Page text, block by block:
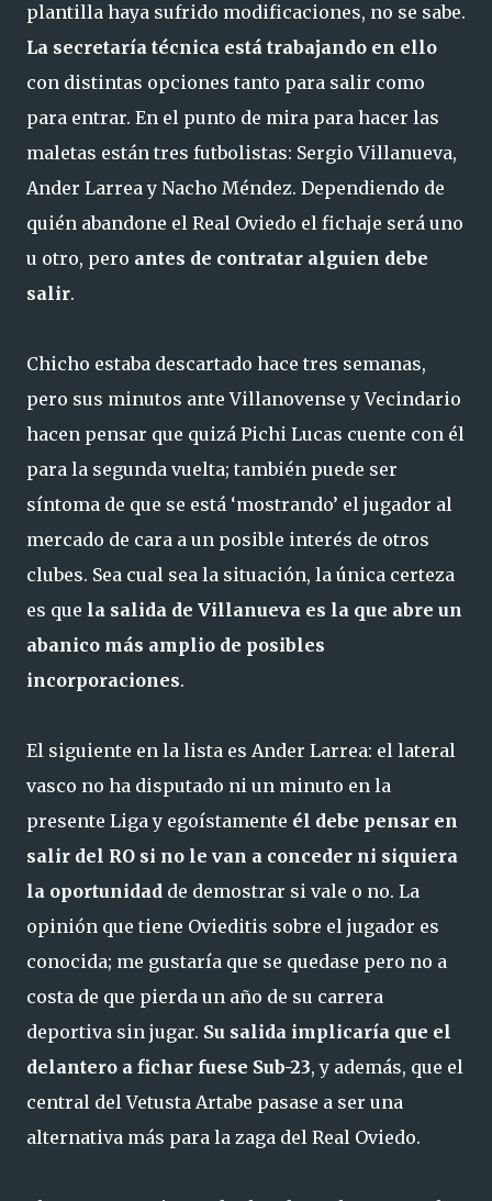
plantilla haya sufrido modificaciones, no se sabe.
La secretaría técnica está trabajando en ello
con distintas opciones tanto para salir como
para entrar. En el punto de mira para hacer las
maletas están tres futbolistas: Sergio Villanueva,
Ander Larrea y Nacho Méndez. Dependiendo de
quién abandone el Real Oviedo el fichaje será uno
u otro, pero antes de contratar alguien debe
salir.
Chicho estaba descartado hace tres semanas,
pero sus minutos ante Villanovense y Vecindario
hacen pensar que quizá Pichi Lucas cuente con él
para la segunda vuelta; también puede ser
síntoma de que se está ‘mostrando’ el jugador al
mercado de cara a un posible interés de otros
clubes. Sea cual sea la situación, la única certeza
es que la salida de Villanueva es la que abre un
abanico más amplio de posibles
incorporaciones.
El siguiente en la lista es Ander Larrea: el lateral
vasco no ha disputado ni un minuto en la
presente Liga y egoístamente él debe pensar en
salir del RO si no le van a conceder ni siquiera
la oportunidad de demostrar si vale o no. La
opinión que tiene Ovieditis sobre el jugador es
conocida; me gustaría que se quedase pero no a
costa de que pierda un año de su carrera
deportiva sin jugar. Su salida implicaría que el
delantero a fichar fuese Sub-23, y además, que el
central del Vetusta Artabe pasase a ser una
alternativa más para la zaga del Real Oviedo.